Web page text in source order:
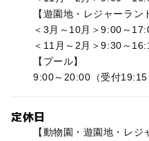
【遊園地・レジャーラン
＜3月～10月＞9:00～
＜11月～2月＞9:30～
【プール】
9:00～20:00（受付19:15
定休日
【動物園・遊園地・レジ